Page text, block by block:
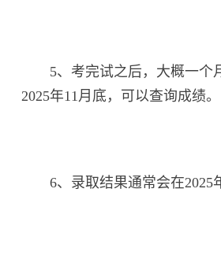
5、考完试之后，大概一个
2025年11月底，可以查询成绩。
6、录取结果通常会在2025年